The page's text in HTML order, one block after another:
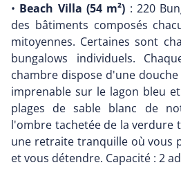
• Beach Villa (54 m²) : 220
des bâtiments composés
mitoyennes. Certaines sont
bungalows individuels.
chambre dispose d'une
imprenable sur le lagon bleu
plages de sable blanc de
l'ombre tachetée de la verdure
une retraite tranquille où vous
et vous détendre. Capacité : 2